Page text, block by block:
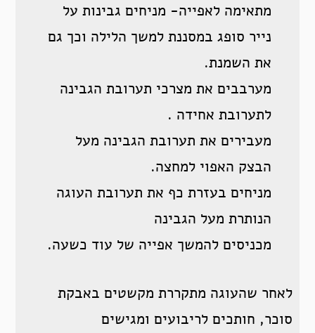
מתאימה לאפייה- מניחים גבינות על
נייר סופג במסננת למשך הלילה וכך גם
את השמנת.
מערבבים את מצרכי תערובת הגבינה
לתערובת אחידה .
מעבירים את תערובת הגבינה מעל
הבצק האפוי למחצה.
מניחים בעזרת כף את תערובת העוגה
הנותרת מעל הגבינה
מכניסים להמשך אפייה של עוד כשעה.
לאחר שהעוגה מתקררת מקשטים באבקת
סוכר, חותכים לריבועים ומגישים